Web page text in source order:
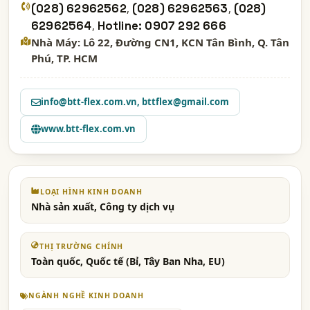
(028) 62962562, (028) 62962563, (028)
62962564, Hotline: 0907 292 666
Nhà Máy: Lô 22, Đường CN1, KCN Tân Bình, Q. Tân
Phú, TP. HCM
info@btt-flex.com.vn, bttflex@gmail.com
www.btt-flex.com.vn
LOẠI HÌNH KINH DOANH
Nhà sản xuất, Công ty dịch vụ
THỊ TRƯỜNG CHÍNH
Toàn quốc, Quốc tế (Bỉ, Tây Ban Nha, EU)
NGÀNH NGHỀ KINH DOANH